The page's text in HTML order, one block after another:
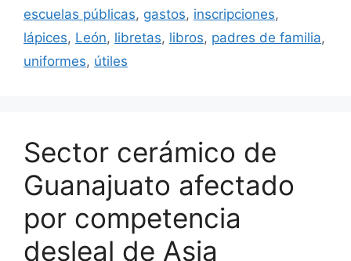
escuelas públicas, gastos, inscripciones,
lápices, León, libretas, libros, padres de familia,
uniformes, útiles
Sector cerámico de
Guanajuato afectado
por competencia
desleal de Asia